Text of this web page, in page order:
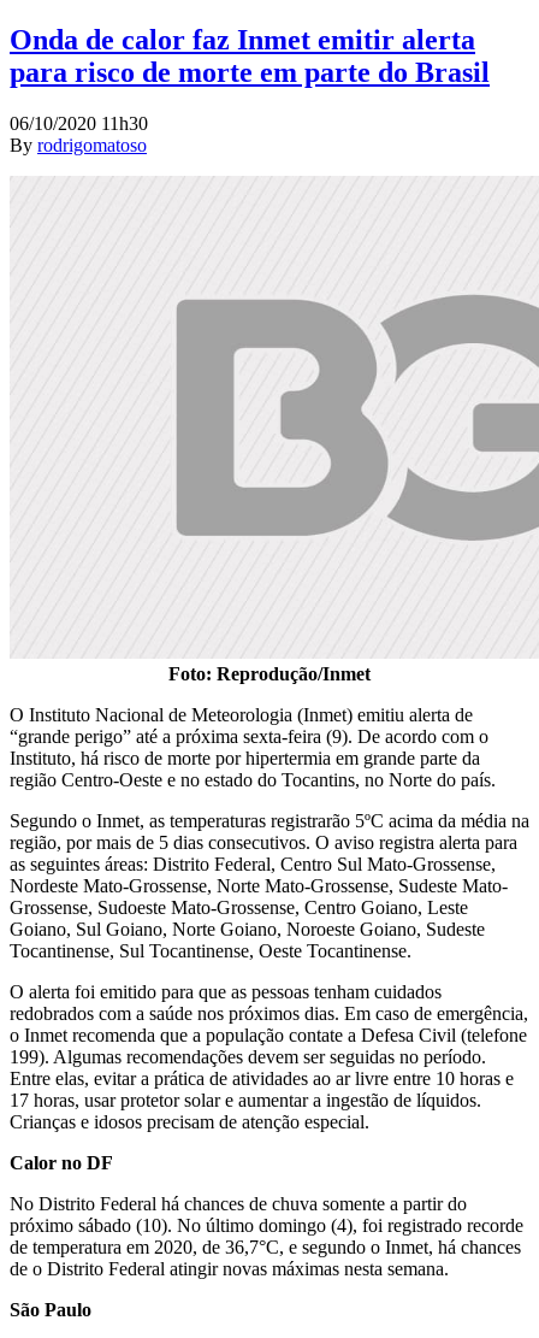
Onda de calor faz Inmet emitir alerta
para risco de morte em parte do Brasil
06/10/2020 11h30
By rodrigomatoso
Foto: Reprodução/Inmet
O Instituto Nacional de Meteorologia (Inmet) emitiu alerta de
“grande perigo” até a próxima sexta-feira (9). De acordo com o
Instituto, há risco de morte por hipertermia em grande parte da
região Centro-Oeste e no estado do Tocantins, no Norte do país.
Segundo o Inmet, as temperaturas registrarão 5ºC acima da média na
região, por mais de 5 dias consecutivos. O aviso registra alerta para
as seguintes áreas: Distrito Federal, Centro Sul Mato-Grossense,
Nordeste Mato-Grossense, Norte Mato-Grossense, Sudeste Mato-
Grossense, Sudoeste Mato-Grossense, Centro Goiano, Leste
Goiano, Sul Goiano, Norte Goiano, Noroeste Goiano, Sudeste
Tocantinense, Sul Tocantinense, Oeste Tocantinense.
O alerta foi emitido para que as pessoas tenham cuidados
redobrados com a saúde nos próximos dias. Em caso de emergência,
o Inmet recomenda que a população contate a Defesa Civil (telefone
199). Algumas recomendações devem ser seguidas no período.
Entre elas, evitar a prática de atividades ao ar livre entre 10 horas e
17 horas, usar protetor solar e aumentar a ingestão de líquidos.
Crianças e idosos precisam de atenção especial.
Calor no DF
No Distrito Federal há chances de chuva somente a partir do
próximo sábado (10). No último domingo (4), foi registrado recorde
de temperatura em 2020, de 36,7°C, e segundo o Inmet, há chances
de o Distrito Federal atingir novas máximas nesta semana.
São Paulo